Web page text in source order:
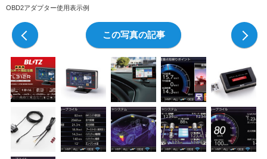
OBD2アダプター使用表示例
この写真の記事